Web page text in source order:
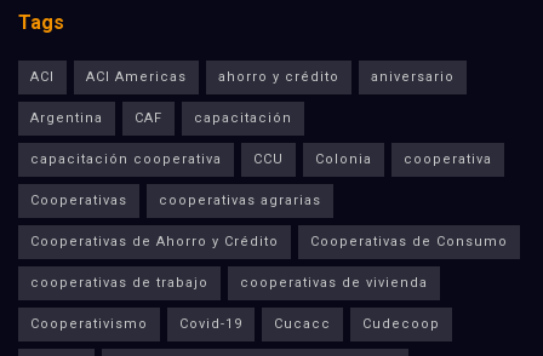
Tags
ACI ACI Americas ahorro y crédito aniversario
Argentina CAF capacitación
capacitación cooperativa CCU Colonia cooperativa
Cooperativas cooperativas agrarias
Cooperativas de Ahorro y Crédito Cooperativas de Consumo
cooperativas de trabajo cooperativas de vivienda
Cooperativismo Covid-19 Cucacc Cudecoop